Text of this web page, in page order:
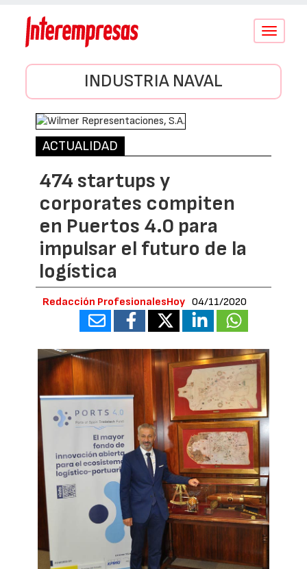
Conmutar
INDUSTRIA NAVAL
ACTUALIDAD
474 startups y
corporates compiten
en Puertos 4.0 para
impulsar el futuro de la
logística
Redacción ProfesionalesHoy 04/11/2020